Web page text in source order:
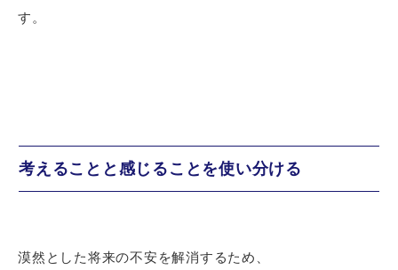
す。
考えることと感じることを使い分ける
漠然とした将来の不安を解消するため、